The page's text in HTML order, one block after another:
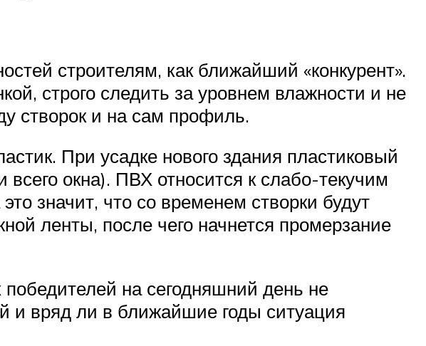
строителям, как ближайший «конкурент».
строго следить за уровнем влажности и не
створок и на сам профиль.
При усадке нового здания пластиковый
окна). ПВХ относится к слабо-текучим
значит, что со временем створки будут
ленты, после чего начнется промерзание
на сегодняшний день не
и вряд ли в ближайшие годы ситуация